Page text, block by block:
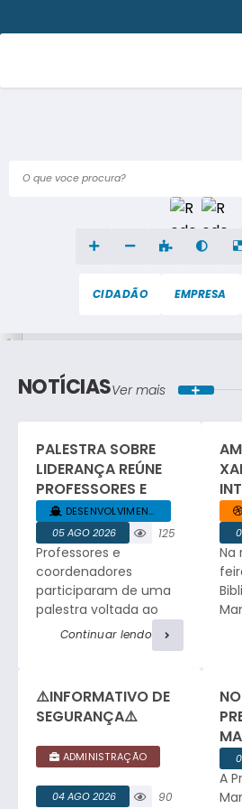
O que voce procura?
CIDADÃO EMPRESA
NOTÍCIASVer mais
PALESTRA SOBRE
LIDERANÇA REÚNE
PROFESSORES E
COORDENADORES
DA REDE MUNICIPAL
05 AGO 2026
DESENVOLVIMENTO... +1
125
ões
Professores e
coordenadores
participaram de uma
palestra voltada ao
desenvolvimento da
liderança no ambiente
troca de experiências
e atividades de
integração. César
Ribeiro, Consultor e
iniciou o encontro
Continuar lendo
Na
⚠️INFORMATIVO DE
SEGURANÇA⚠️
04 AGO 2026
ADMINISTRAÇÃO
90
A